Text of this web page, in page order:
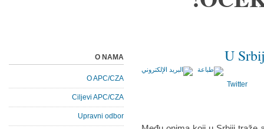
U
Twitter
O NAMA
O APC/CZA
Ciljevi APC/CZA
Upravni odbor